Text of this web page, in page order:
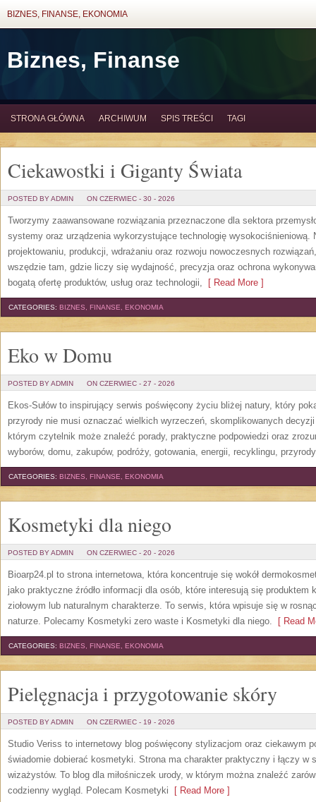
BIZNES, FINANSE, EKONOMIA
Biznes, Finanse
STRONA GŁÓWNA ARCHIWUM SPIS TREŚCI TAGI
Ciekawostki i Giganty Świata
POSTED BY ADMIN ON CZERWIEC - 30 - 2026
Tworzymy zaawansowane rozwiązania przeznaczone dla sektora
systemy oraz urządzenia wykorzystujące technologię wysokociśnieniową.
projektowaniu, produkcji, wdrażaniu oraz rozwoju nowoczesnych
wszędzie tam, gdzie liczy się wydajność, precyzja oraz ochrona
bogatą ofertę produktów, usług oraz technologii, [ Read More ]
CATEGORIES: BIZNES, FINANSE, EKONOMIA
Eko w Domu
POSTED BY ADMIN ON CZERWIEC - 27 - 2026
Ekos-Sułów to inspirujący serwis poświęcony życiu bliżej natury, który
przyrody nie musi oznaczać wielkich wyrzeczeń, skomplikowanych
którym czytelnik może znaleźć porady, praktyczne podpowiedzi oraz
wyborów, domu, zakupów, podróży, gotowania, energii, recyklingu,
CATEGORIES: BIZNES, FINANSE, EKONOMIA
Kosmetyki dla niego
POSTED BY ADMIN ON CZERWIEC - 20 - 2026
Bioarp24.pl to strona internetowa, która koncentruje się wokół
jako praktyczne źródło informacji dla osób, które interesują się
ziołowym lub naturalnym charakterze. To serwis, która wpisuje się w
naturze. Polecamy Kosmetyki zero waste i Kosmetyki dla niego. [ Read
CATEGORIES: BIZNES, FINANSE, EKONOMIA
Pielęgnacja i przygotowanie skóry
POSTED BY ADMIN ON CZERWIEC - 19 - 2026
Studio Veriss to internetowy blog poświęcony stylizacjom oraz ciekawym
świadomie dobierać kosmetyki. Strona ma charakter praktyczny i łączy w
wizażystów. To blog dla miłośniczek urody, w którym można znaleźć
codzienny wygląd. Polecam Kosmetyki [ Read More ]